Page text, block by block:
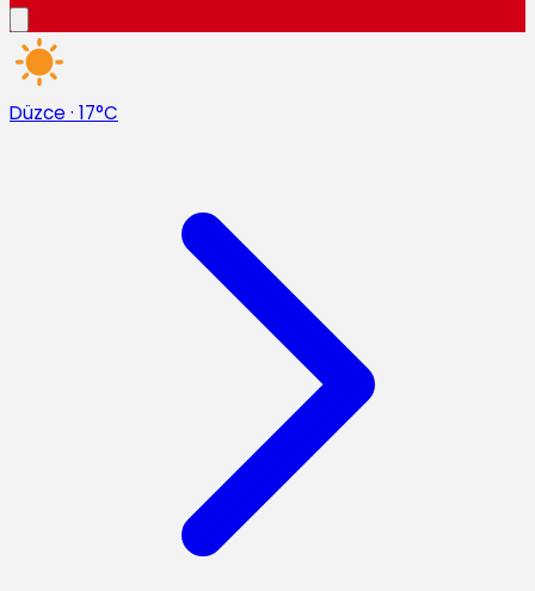
Düzce · 17°C